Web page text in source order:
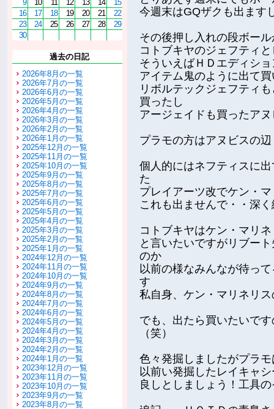
9
10 11 12 13 14
15
16
17 18 19 20 21
22
23
24 25 26 27 28
29
30
過去の日記
2026年8月の一覧
2026年7月の一覧
2026年6月の一覧
2026年5月の一覧
2026年4月の一覧
2026年3月の一覧
2026年2月の一覧
2026年1月の一覧
2025年12月の一覧
2025年11月の一覧
2025年10月の一覧
2025年9月の一覧
2025年8月の一覧
2025年7月の一覧
2025年6月の一覧
2025年5月の一覧
2025年4月の一覧
2025年3月の一覧
2025年2月の一覧
2025年1月の一覧
2024年12月の一覧
2024年11月の一覧
2024年10月の一覧
2024年9月の一覧
2024年8月の一覧
2024年7月の一覧
2024年6月の一覧
2024年5月の一覧
2024年4月の一覧
2024年3月の一覧
2024年2月の一覧
2024年1月の一覧
2023年12月の一覧
2023年11月の一覧
2023年10月の一覧
2023年9月の一覧
2023年8月の一覧
今週末はGQザクも出ます
その後押し入れの段ボー
コトブキヤのジェフティ
そういえばＨＤエディシ
アイテム鬼のように出て
リボルテックジェフティ
買ったし
アージェイドも買ったア
プラモの方はアヌビスの
個人的にはネフティスに
た
プレイアーツ改でケン・
これも出ませんで・・深
コトブキヤはケン・マリ
と言いたいですがリブー
のか
以前の様なみんなが待っ
す
私自身、ケン・マリネリ
でも、出たら買いたいで
（笑）
色々発掘しましたがプラ
以前い発掘したレイキャ
良しとしましょう！工具